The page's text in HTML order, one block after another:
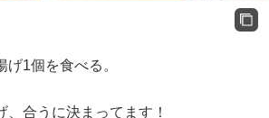
1個を食べる。
合うに決まってます！